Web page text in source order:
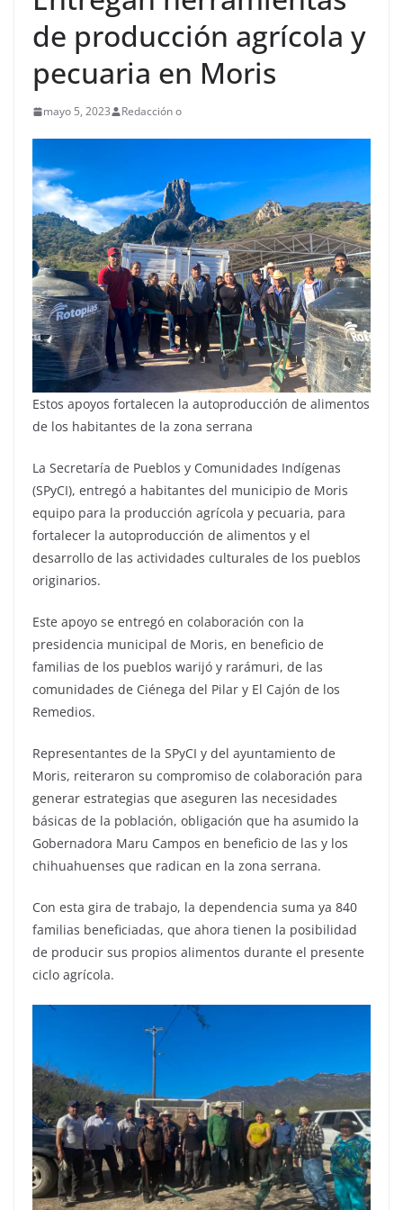
de producción agrícola y
pecuaria en Moris
mayo 5, 2023 Redacción o
Estos apoyos fortalecen la autoproducción de alimentos
de los habitantes de la zona serrana
La Secretaría de Pueblos y Comunidades Indígenas
(SPyCI), entregó a habitantes del municipio de Moris
equipo para la producción agrícola y pecuaria, para
fortalecer la autoproducción de alimentos y el
desarrollo de las actividades culturales de los pueblos
originarios.
Este apoyo se entregó en colaboración con la
presidencia municipal de Moris, en beneficio de
familias de los pueblos warijó y rarámuri, de las
comunidades de Ciénega del Pilar y El Cajón de los
Remedios.
Representantes de la SPyCI y del ayuntamiento de
Moris, reiteraron su compromiso de colaboración para
generar estrategias que aseguren las necesidades
básicas de la población, obligación que ha asumido la
Gobernadora Maru Campos en beneficio de las y los
chihuahuenses que radican en la zona serrana.
Con esta gira de trabajo, la dependencia suma ya 840
familias beneficiadas, que ahora tienen la posibilidad
de producir sus propios alimentos durante el presente
ciclo agrícola.